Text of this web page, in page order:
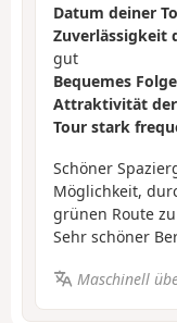
Datum deiner
Zuverlässigkeit
gut
Bequemes
Attraktivität
Tour stark
Schöner
Möglichkeit,
grünen Route
Sehr schöner
Maschinell